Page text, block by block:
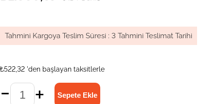
Tahmini Kargoya Teslim Süresi : 3 Tahmini Teslimat Tarihi
₺522,32 'den başlayan taksitlerle